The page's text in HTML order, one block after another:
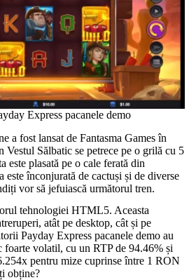
Express pacanele demo
a fost lansat de Fantasma Games în
Vestul Sălbatic se petrece pe o grilă cu 5
este plasată pe o cale ferată din
înconjurată de cactuși și de diverse
vor să jefuiască următorul tren.
tehnologiei HTML5. Aceasta
atât pe desktop, cât și pe
Payday Express pacanele demo au
foarte volatil, cu un RTP de 94.46% și
pentru mize cuprinse între 1 RON
obține?